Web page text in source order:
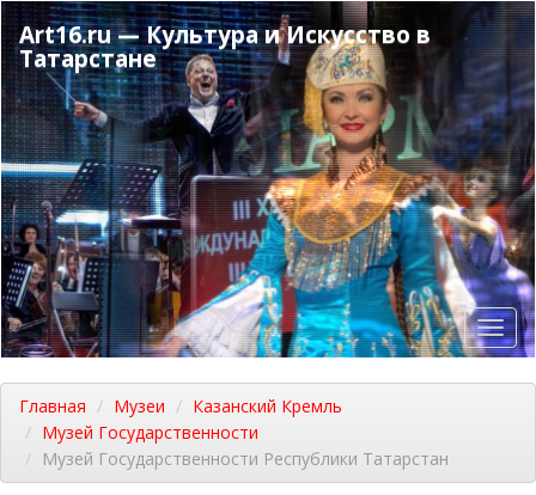
Перейти
к
основному
содержанию
Art16.ru — Культура и Искусство в
Татарстане
Главная Музеи
Казанский Кремль
Музей Государственности
Музей Государственности Республики Татарстан